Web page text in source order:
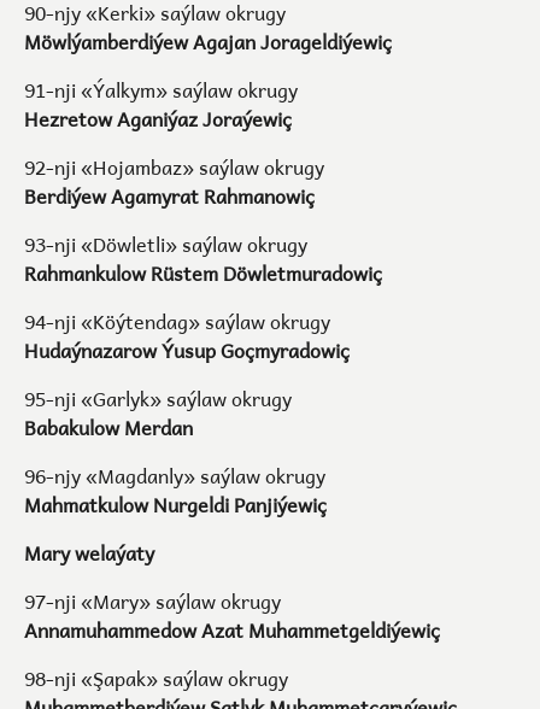
90-njy «Kerki» saýlaw okrugy
Möwlýamberdiýew Agajan Jorageldiýewiç
91-nji «Ýalkym» saýlaw okrugy
Hezretow Aganiýaz Joraýewiç
92-nji «Hojambaz» saýlaw okrugy
Berdiýew Agamyrat Rahmanowiç
93-nji «Döwletli» saýlaw okrugy
Rahmankulow Rüstem Döwletmuradowiç
94-nji «Köýtendag» saýlaw okrugy
Hudaýnazarow Ýusup Goçmyradowiç
95-nji «Garlyk» saýlaw okrugy
Babakulow Merdan
96-njy «Magdanly» saýlaw okrugy
Mahmatkulow Nurgeldi Panjiýewiç
Mary welaýaty
97-nji «Mary» saýlaw okrugy
Annamuhammedow Azat Muhammetgeldiýewiç
98-nji «Şapak» saýlaw okrugy